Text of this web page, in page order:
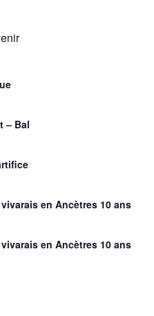
– Bal
en Ancètres 10 ans
en Ancètres 10 ans